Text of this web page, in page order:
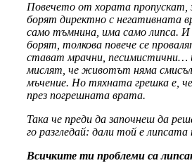
Повечето от хората пропускат,
борят директно с негативната
само тъмнина, има само липса. И
борят, толкова повече се
стават мрачни, песимистични…
мислят, че животът няма
мъчение. Но тяхната грешка е,
през погрешната врата.
Така че преди да започнеш да
го разгледай: дали той е
Всичките ти проблеми са